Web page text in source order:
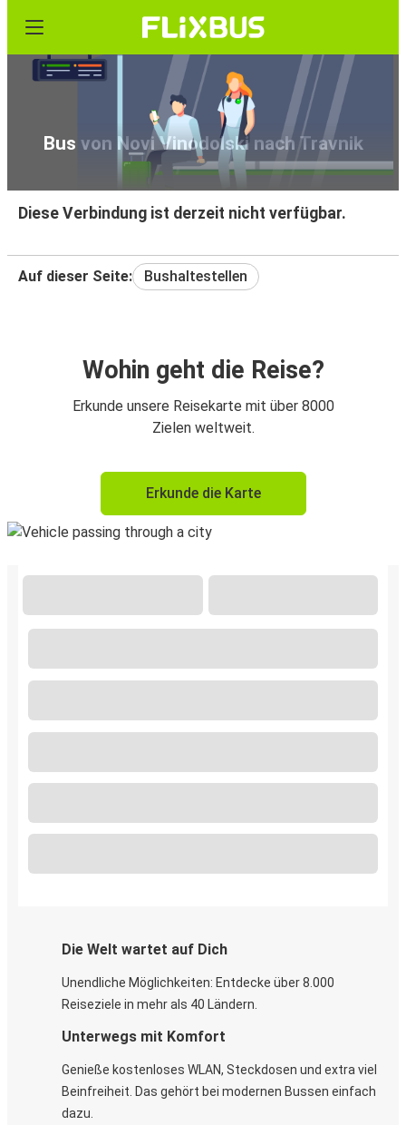
Bus von Novi Vinodolski nach Travnik
Diese Verbindung ist derzeit nicht verfügbar.
Auf dieser Seite: Bushaltestellen
Wohin geht die Reise?
Erkunde unsere Reisekarte mit über 8000
Zielen weltweit.
Erkunde die Karte
Die Welt wartet auf Dich
Unendliche Möglichkeiten: Entdecke über 8.000
Reiseziele in mehr als 40 Ländern.
Unterwegs mit Komfort
Genieße kostenloses WLAN, Steckdosen und extra viel
Beinfreiheit. Das gehört bei modernen Bussen einfach
dazu.